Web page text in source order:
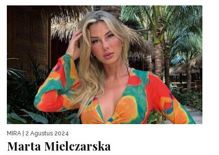
MIRA | 2 Agustus 2024
Marta Mielczarska